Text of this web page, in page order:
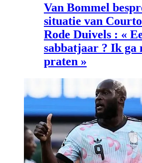
Van Bommel
situatie van
Rode Duivels : «
sabbatjaar ? Ik ga
praten »